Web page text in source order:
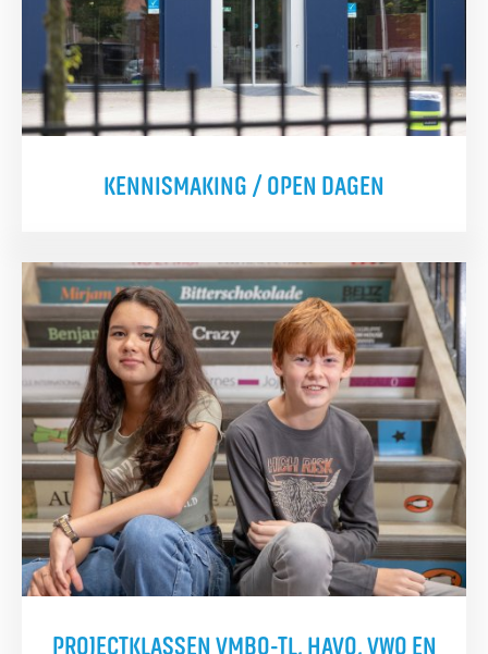
KENNISMAKING / OPEN DAGEN
PROJECTKLASSEN VMBO-TL, HAVO, VWO EN